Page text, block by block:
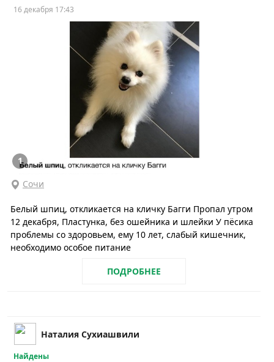
16 декабря 17:43
1
Сочи
Белый шпиц, откликается на кличку Багги Пропал утром
12 декабря, Пластунка, без ошейника и шлейки У пёсика
проблемы со здоровьем, ему 10 лет, слабый кишечник,
необходимо особое питание
ПОДРОБНЕЕ
Наталия Сухиашвили
Найдены